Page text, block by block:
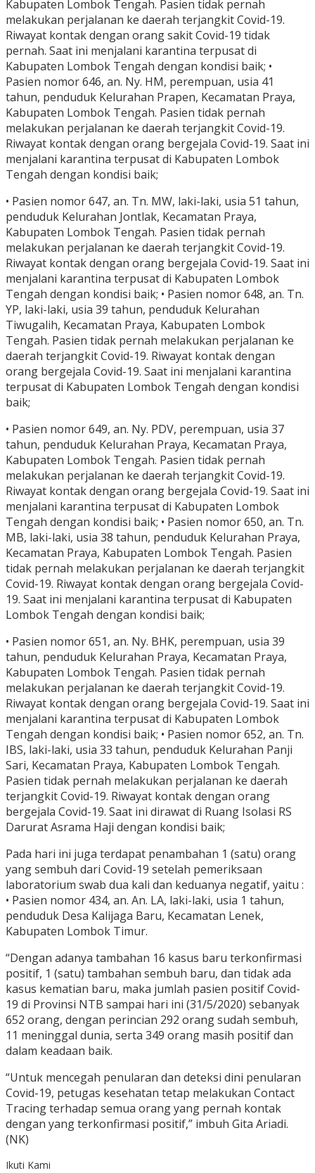
Kabupaten Lombok Tengah. Pasien tidak pernah
melakukan perjalanan ke daerah terjangkit Covid-19.
Riwayat kontak dengan orang sakit Covid-19 tidak
pernah. Saat ini menjalani karantina terpusat di
Kabupaten Lombok Tengah dengan kondisi baik; •
Pasien nomor 646, an. Ny. HM, perempuan, usia 41
tahun, penduduk Kelurahan Prapen, Kecamatan Praya,
Kabupaten Lombok Tengah. Pasien tidak pernah
melakukan perjalanan ke daerah terjangkit Covid-19.
Riwayat kontak dengan orang bergejala Covid-19. Saat ini
menjalani karantina terpusat di Kabupaten Lombok
Tengah dengan kondisi baik;
• Pasien nomor 647, an. Tn. MW, laki-laki, usia 51 tahun,
penduduk Kelurahan Jontlak, Kecamatan Praya,
Kabupaten Lombok Tengah. Pasien tidak pernah
melakukan perjalanan ke daerah terjangkit Covid-19.
Riwayat kontak dengan orang bergejala Covid-19. Saat ini
menjalani karantina terpusat di Kabupaten Lombok
Tengah dengan kondisi baik; • Pasien nomor 648, an. Tn.
YP, laki-laki, usia 39 tahun, penduduk Kelurahan
Tiwugalih, Kecamatan Praya, Kabupaten Lombok
Tengah. Pasien tidak pernah melakukan perjalanan ke
daerah terjangkit Covid-19. Riwayat kontak dengan
orang bergejala Covid-19. Saat ini menjalani karantina
terpusat di Kabupaten Lombok Tengah dengan kondisi
baik;
• Pasien nomor 649, an. Ny. PDV, perempuan, usia 37
tahun, penduduk Kelurahan Praya, Kecamatan Praya,
Kabupaten Lombok Tengah. Pasien tidak pernah
melakukan perjalanan ke daerah terjangkit Covid-19.
Riwayat kontak dengan orang bergejala Covid-19. Saat ini
menjalani karantina terpusat di Kabupaten Lombok
Tengah dengan kondisi baik; • Pasien nomor 650, an. Tn.
MB, laki-laki, usia 38 tahun, penduduk Kelurahan Praya,
Kecamatan Praya, Kabupaten Lombok Tengah. Pasien
tidak pernah melakukan perjalanan ke daerah terjangkit
Covid-19. Riwayat kontak dengan orang bergejala Covid-
19. Saat ini menjalani karantina terpusat di Kabupaten
Lombok Tengah dengan kondisi baik;
• Pasien nomor 651, an. Ny. BHK, perempuan, usia 39
tahun, penduduk Kelurahan Praya, Kecamatan Praya,
Kabupaten Lombok Tengah. Pasien tidak pernah
melakukan perjalanan ke daerah terjangkit Covid-19.
Riwayat kontak dengan orang bergejala Covid-19. Saat ini
menjalani karantina terpusat di Kabupaten Lombok
Tengah dengan kondisi baik; • Pasien nomor 652, an. Tn.
IBS, laki-laki, usia 33 tahun, penduduk Kelurahan Panji
Sari, Kecamatan Praya, Kabupaten Lombok Tengah.
Pasien tidak pernah melakukan perjalanan ke daerah
terjangkit Covid-19. Riwayat kontak dengan orang
bergejala Covid-19. Saat ini dirawat di Ruang Isolasi RS
Darurat Asrama Haji dengan kondisi baik;
Pada hari ini juga terdapat penambahan 1 (satu) orang
yang sembuh dari Covid-19 setelah pemeriksaan
laboratorium swab dua kali dan keduanya negatif, yaitu :
• Pasien nomor 434, an. An. LA, laki-laki, usia 1 tahun,
penduduk Desa Kalijaga Baru, Kecamatan Lenek,
Kabupaten Lombok Timur.
“Dengan adanya tambahan 16 kasus baru terkonfirmasi
positif, 1 (satu) tambahan sembuh baru, dan tidak ada
kasus kematian baru, maka jumlah pasien positif Covid-
19 di Provinsi NTB sampai hari ini (31/5/2020) sebanyak
652 orang, dengan perincian 292 orang sudah sembuh,
11 meninggal dunia, serta 349 orang masih positif dan
dalam keadaan baik.
“Untuk mencegah penularan dan deteksi dini penularan
Covid-19, petugas kesehatan tetap melakukan Contact
Tracing terhadap semua orang yang pernah kontak
dengan yang terkonfirmasi positif,” imbuh Gita Ariadi.
(NK)
Ikuti Kami